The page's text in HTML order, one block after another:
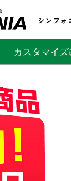
カスタマイズ